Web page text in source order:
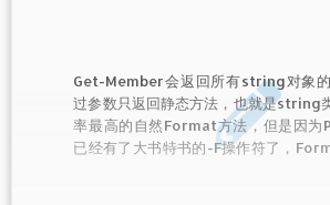
Get-Member会返回所有string对象
过参数只返回静态方法，也就是string
率最高的自然Format方法，但是因
已经有了大书特书的-F操作符了，